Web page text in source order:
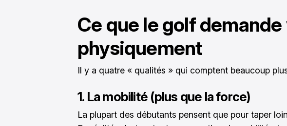
Ce que le golf
physiquement
Il y a quatre « qualités » qui comptent beaucoup
1. La mobilité (plus que la force)
La plupart des débutants pensent que pour taper